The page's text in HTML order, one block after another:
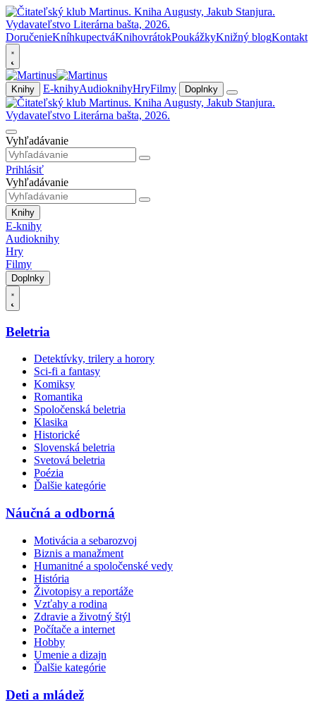
DoručenieKníhkupectváKnihovrátokPoukážkyKnižný blogKontakt
Knihy E-knihyAudioknihyHryFilmy Doplnky
Vyhľadávanie
Prihlásiť
Vyhľadávanie
Knihy
E-knihy
Audioknihy
Hry
Filmy
Doplnky
Beletria
Detektívky, trilery a horory
Sci-fi a fantasy
Komiksy
Romantika
Spoločenská beletria
Klasika
Historické
Slovenská beletria
Svetová beletria
Poézia
Ďalšie kategórie
Náučná a odborná
Motivácia a sebarozvoj
Biznis a manažment
Humanitné a spoločenské vedy
História
Životopisy a reportáže
Vzťahy a rodina
Zdravie a životný štýl
Počítače a internet
Hobby
Umenie a dizajn
Ďalšie kategórie
Deti a mládež